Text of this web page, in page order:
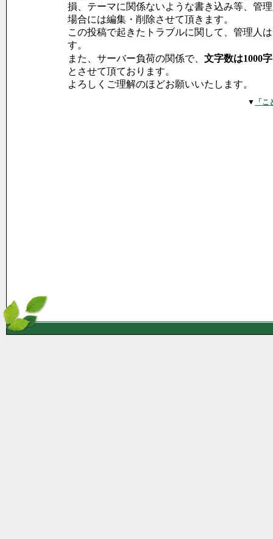
損、テーマに関係ないような書き込み等、管
場合には編集・削除させて頂きます。
この投稿で起きたトラブルに関して、管理人
す。
また、サーバー負荷の関係で、 文字数は1000
とさせて頂ております。
よろしくご理解のほどお願いいたします。
▼ 「